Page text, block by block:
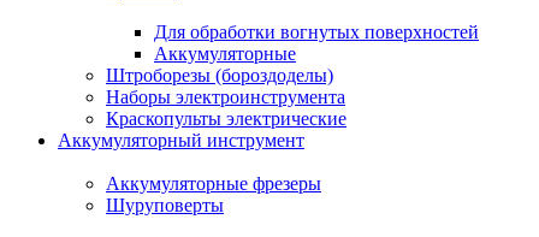
Для обработки вогнутых поверхностей
Аккумуляторные
Штроборезы (бороздоделы)
Наборы электроинструмента
Краскопульты электрические
Аккумуляторный инструмент
Аккумуляторные фрезеры
Шуруповерты